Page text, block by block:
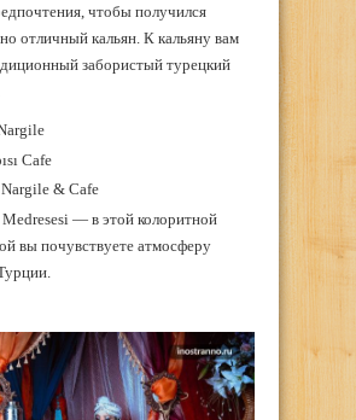
чтобы получился
отличный кальян. К кальяну вам
забористый турецкий
Cafe
Nargile & Cafe
Medresesi — в этой колоритной
вы почувствуете атмосферу